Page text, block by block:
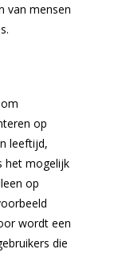
van mensen
op
leeftijd,
het mogelijk
op
wordt een
die